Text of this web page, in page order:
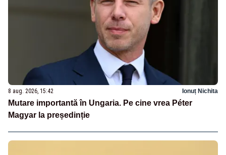
8 aug. 2026, 15:42 Ionuț Nichita
Mutare importantă în Ungaria. Pe cine vrea Péter
Magyar la președinție